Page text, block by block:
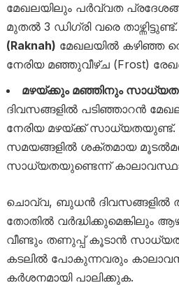
മേഖലയിലും പർവ്വത
മുതൽ 3 ഡിഗ്രി വരെ
(Raknah) മേഖലയിൽ കഴിഞ്ഞ
നേരിയ മഞ്ഞുവീഴ്ച (Frost)
മഴയ്ക്കും മഞ്ഞിനും
ദിവസങ്ങളിൽ പടിഞ്ഞാറൻ
നേരിയ മഴയ്ക്ക് സാധ്യതയുണ്ട്.
സമയങ്ങളിൽ ശക്തമായ
സാധ്യതയുണ്ടെന്ന് കാലാവസ്ഥാ
ചൊവ്വ, ബുധൻ ദിവസങ്ങളിൽ
തോതിൽ വർദ്ധിക്കുമെങ്കിലും
വീണ്ടും തണുപ്പ് കൂടാൻ
കടലിൽ പോകുന്നവരും
കർശനമായി പാലിക്കുക.